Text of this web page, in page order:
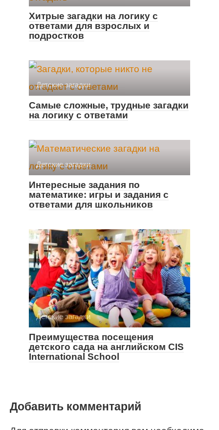
Хитрые загадки на логику с
ответами для взрослых и
подростков
Детские загадки
Самые сложные, трудные загадки
на логику с ответами
Детские загадки
Интересные задания по
математике: игры и задания с
ответами для школьников
Детские загадки
Преимущества посещения
детского сада на английском CIS
International School
Добавить комментарий